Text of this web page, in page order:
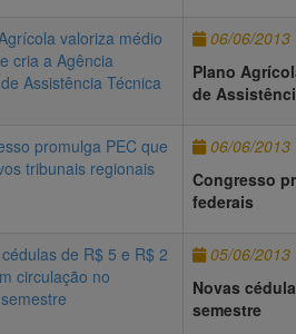
06/06/2013
Plano
de
06/06/2013
Congresso
federais
05/06/2013
Novas
semestre